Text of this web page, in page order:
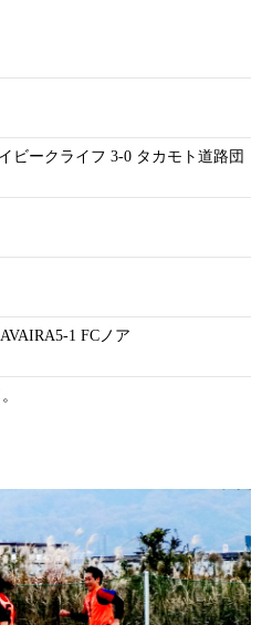
ビークライフ 3-0 タカモト道路団
1 FCノア